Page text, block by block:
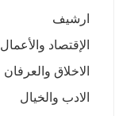
ارشيف
الإقتصاد والأعمال
الاخلاق والعرفان
الادب والخيال